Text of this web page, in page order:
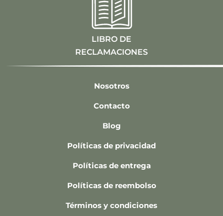
LIBRO DE
RECLAMACIONES
Nosotros
Contacto
Blog
Políticas de privacidad
Políticas de entrega
Políticas de reembolso
Términos y condiciones